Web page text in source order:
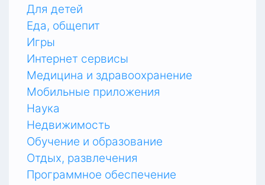
Для детей
Еда, общепит
Игры
Интернет сервисы
Медицина и здравоохранение
Мобильные приложения
Наука
Недвижимость
Обучение и образование
Отдых, развлечения
Программное обеспечение